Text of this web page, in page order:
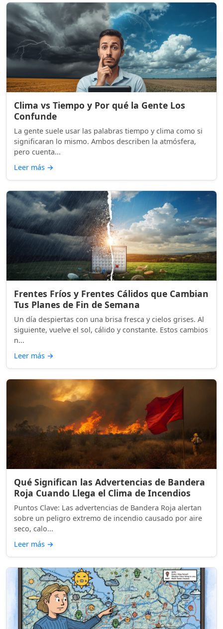
Clima vs Tiempo y Por qué la Gente Los
Confunde
La gente suele usar las palabras tiempo y clima como si
significaran lo mismo. Ambos describen la atmósfera,
pero cuenta...
Leer más →
Frentes Fríos y Frentes Cálidos que Cambian
Tus Planes de Fin de Semana
Un día despiertas con una brisa fresca y cielos grises. Al
siguiente, vuelve el sol, cálido y constante. Estos cambios
n...
Leer más →
Qué Significan las Advertencias de Bandera
Roja Cuando Llega el Clima de Incendios
Puntos Clave: Las advertencias de Bandera Roja alertan
sobre un peligro extremo de incendio causado por aire
seco, calo...
Leer más →